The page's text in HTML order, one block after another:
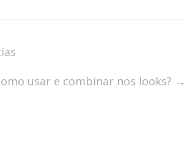
usar e combinar nos looks? →